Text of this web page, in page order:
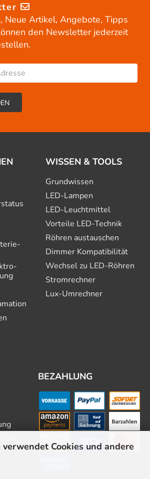
Cookies und andere
Neue Artikel, Angebote, Tipps
den Newsletter jederzeit
WISSEN & TOOLS
Grundwissen
LED-Lampen
LED-Leuchtmittel
Vorteile LED-Technik
Röhren austauschen
Dimmer Kompatibilität
Wechsel zu LED-Röhren
Stromrechner
Lux-Umrechner
BEZAHLUNG